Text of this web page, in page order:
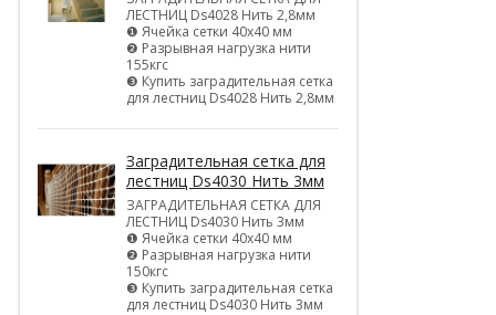
ЛЕСТНИЦ Ds4028 Нить 2,8мм
❶ Ячейка сетки 40х40 мм
❷ Разрывная нагрузка нити
155кгс
❸ Купить заградительная сетка
для лестниц Ds4028 Нить 2,8мм
Заградительная сетка для
лестниц Ds4030 Нить 3мм
ЗАГРАДИТЕЛЬНАЯ СЕТКА ДЛЯ
ЛЕСТНИЦ Ds4030 Нить 3мм
❶ Ячейка сетки 40х40 мм
❷ Разрывная нагрузка нити
150кгс
❸ Купить заградительная сетка
для лестниц Ds4030 Нить 3мм